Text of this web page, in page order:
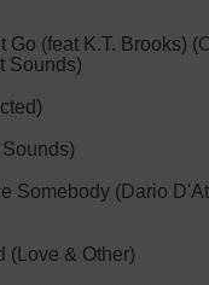
Go (feat K.T. Brooks)
Sounds)
Somebody (Dario
(Love & Other)